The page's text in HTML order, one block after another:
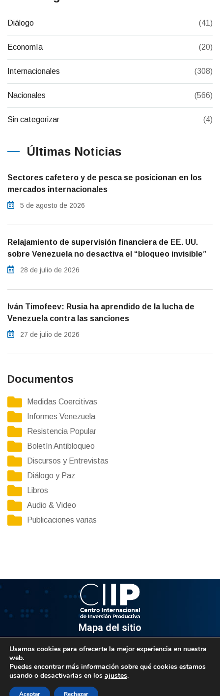
Diálogo (41)
Economía (20)
Internacionales (308)
Nacionales (566)
Sin categorizar (4)
Últimas Noticias
Sectores cafetero y de pesca se posicionan en los
mercados internacionales
5 de agosto de 2026
Relajamiento de supervisión financiera de EE. UU.
sobre Venezuela no desactiva el “bloqueo invisible”
28 de julio de 2026
Iván Timofeev: Rusia ha aprendido de la lucha de
Venezuela contra las sanciones
27 de julio de 2026
Documentos
Medidas Coercitivas
Informes Venezuela
Resistencia Popular
Boletín Antibloqueo
Discursos y Entrevistas
Diálogo y Paz
Libros
Audio & Video
Publicaciones varias
Mapa del sitio
Av. Venezuela, Edif. Epsilon Piso 3, Oficina 3-2, Sector el
Rosal, Chacao.
Caracas, Código Postal 1064
Usamos cookies para ofrecerte la mejor experiencia en nuestra
web.
Puedes encontrar más información sobre qué cookies estamos
usando o desactivarlas en los ajustes.
Aceptar Rechazar